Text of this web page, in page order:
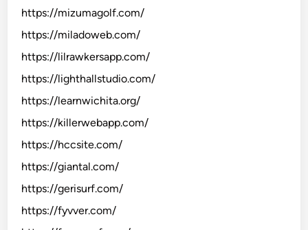
https://mizumagolf.com/
https://miladoweb.com/
https://lilrawkersapp.com/
https://lighthallstudio.com/
https://learnwichita.org/
https://killerwebapp.com/
https://hccsite.com/
https://giantal.com/
https://gerisurf.com/
https://fyvver.com/